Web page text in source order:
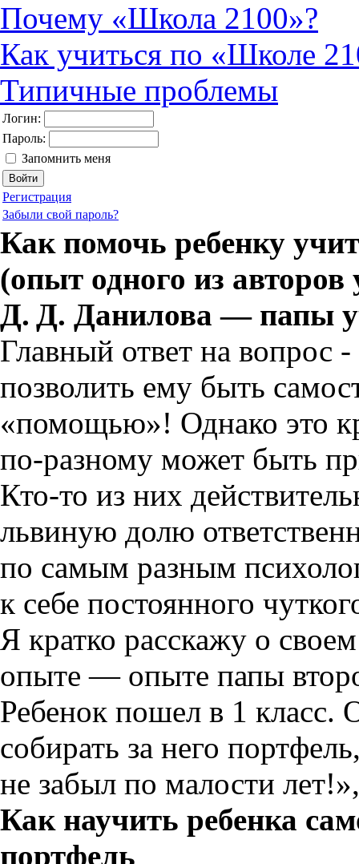
Почему «Школа 2100»?
Как учиться по «Школе
Типичные проблемы
Логин:
Пароль:
Запомнить меня
Регистрация
Забыли свой пароль?
Как помочь ребенку
(опыт одного из
Д. Д. Данилова — папы
Главный ответ на вопрос
позволить ему быть
«помощью»! Однако это
по-разному может быть
Кто-то из них
львиную долю
по самым разным
к себе постоянного
Я кратко расскажу о
опыте — опыте папы
Ребенок пошел в 1 класс.
собирать за него
не забыл по малости
Как научить ребенка
портфель